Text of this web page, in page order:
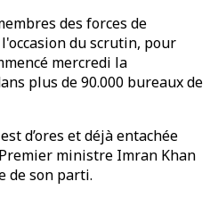
des forces de
du scrutin, pour
mercredi la
plus de 90.000 bureaux de
d’ores et déjà entachée
ministre Imran Khan
de son parti.